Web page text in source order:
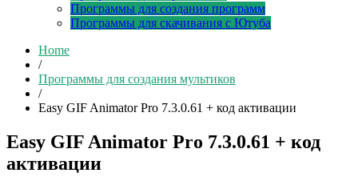
Программы для создания программ
Программы для скачивания с Ютуба
Home
/
Программы для создания мультиков
/
Easy GIF Animator Pro 7.3.0.61 + код активации
Easy GIF Animator Pro 7.3.0.61 + код
активации